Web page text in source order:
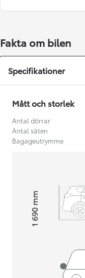
Fakta om bilen
Specifikationer
Mått och storlek
Antal dörrar
Antal säten
Bagageutrymme
Height1 690
mm